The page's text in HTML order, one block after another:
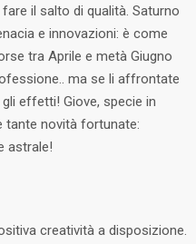
il salto di qualità. Saturno
e innovazioni: è come
tra Aprile e metà Giugno
ma se li affrontate
effetti! Giove, specie in
tante novità fortunate:
astrale!
creatività a disposizione.